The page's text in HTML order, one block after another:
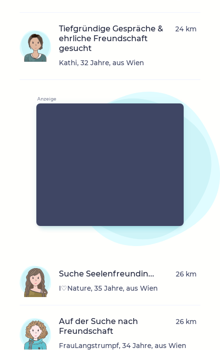
Tiefgründige Gespräche &
ehrliche Freundschaft
gesucht
Kathi, 32 Jahre, aus Wien
24 km
Suche Seelenfreundin...
I♡Nature, 35 Jahre, aus Wien
26 km
Auf der Suche nach
Freundschaft
FrauLangstrumpf, 34 Jahre, aus Wien
26 km